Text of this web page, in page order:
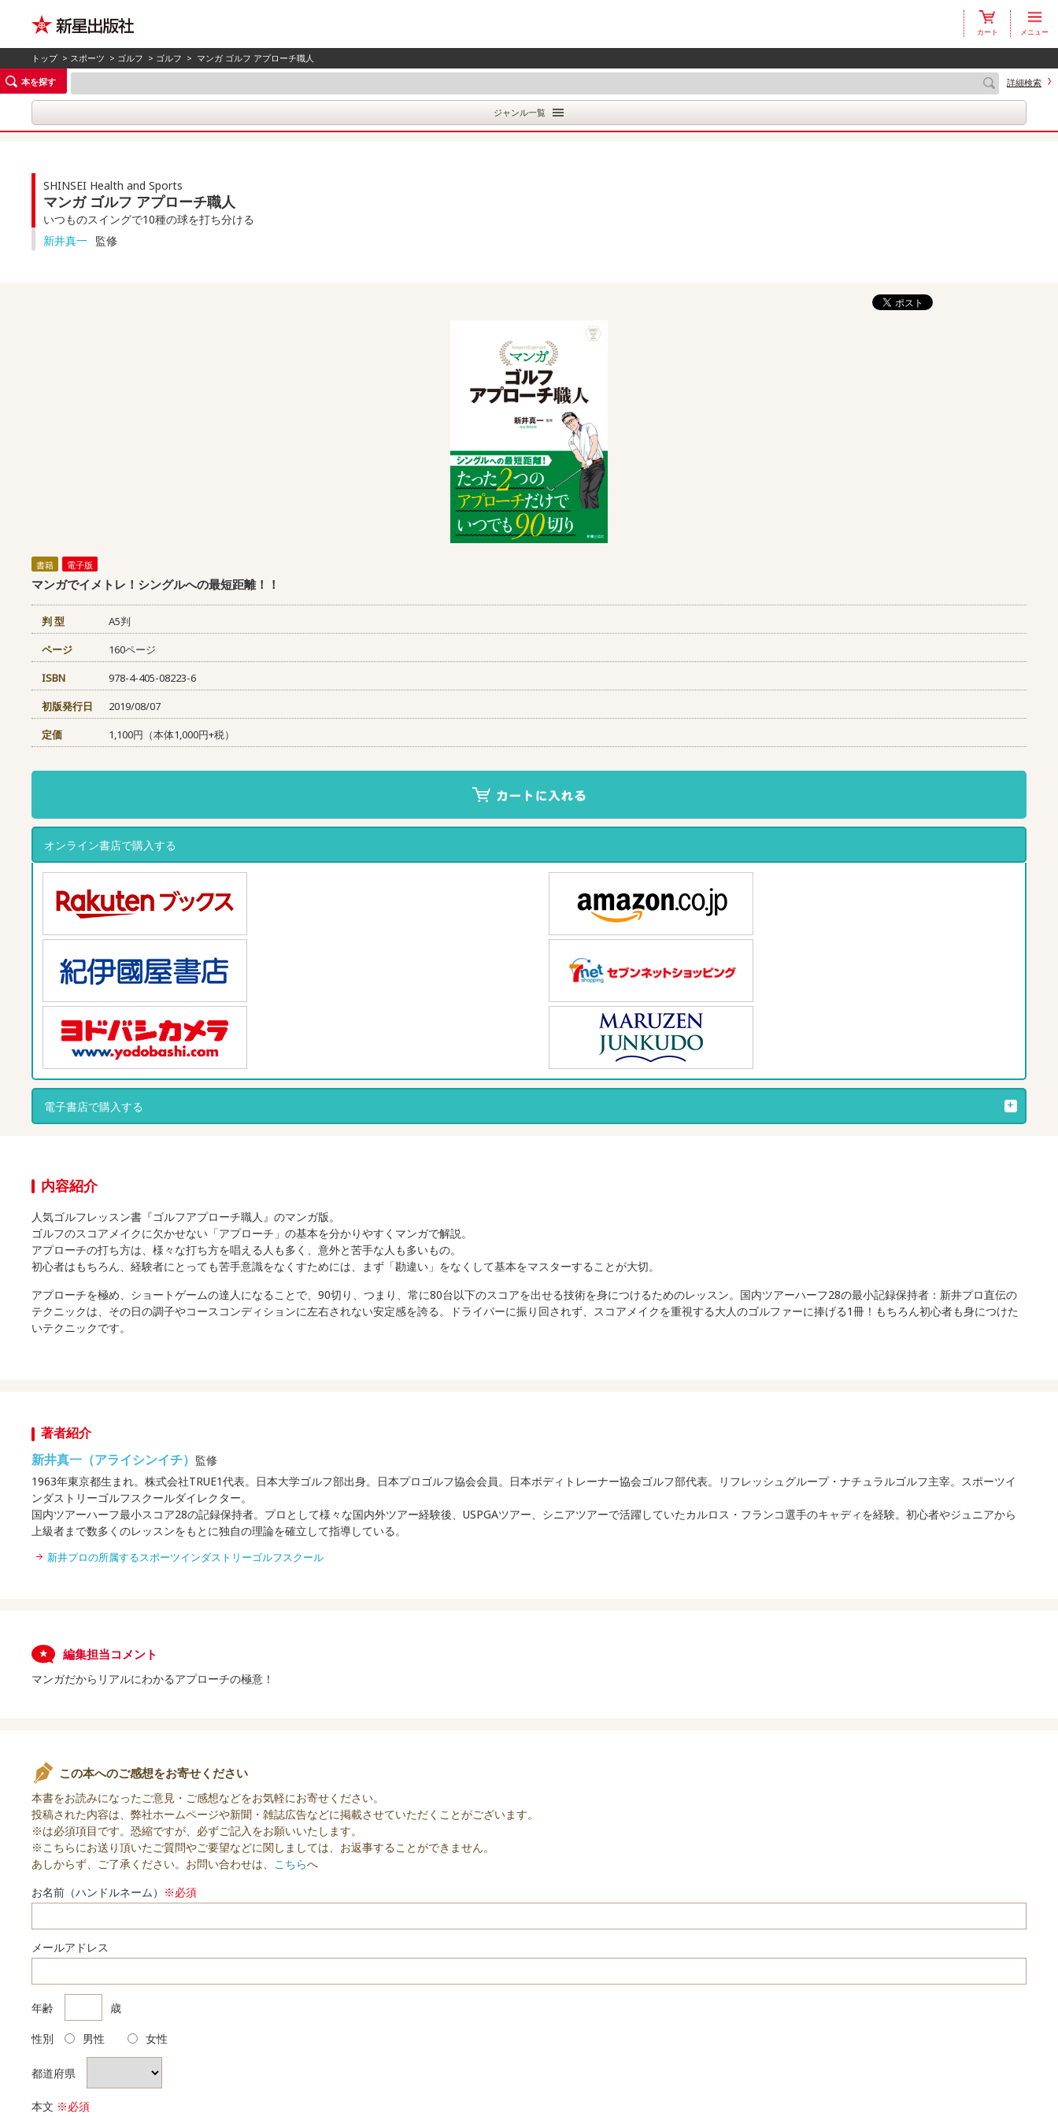
カート メニュー
トップ > スポーツ > ゴルフ > ゴルフ > マンガ ゴルフ アプローチ職人
本を探す
詳細検索
ジャンル一覧
SHINSEI Health and Sports
マンガ ゴルフ アプローチ職人
いつものスイングで10種の球を打ち分ける
新井真一 監修
書籍 電子版
マンガでイメトレ！シングルへの最短距離！！
判 型
A5判
ページ
160ページ
ISBN
978-4-405-08223-6
初版発行日
2019/08/07
定価
1,100円（本体1,000円+税）
オンライン書店で購入する
電子書店で購入する
内容紹介
人気ゴルフレッスン書『ゴルフアプローチ職人』のマンガ版。
ゴルフのスコアメイクに欠かせない「アプローチ」の基本を分かりやすくマンガで解説。
アプローチの打ち方は、様々な打ち方を唱える人も多く、意外と苦手な人も多いもの。
初心者はもちろん、経験者にとっても苦手意識をなくすためには、まず「勘違い」をなくして基本をマスターすることが大切。
アプローチを極め、ショートゲームの達人になることで、90切り、つまり、常に80台以下のスコアを出せる技術を身につけるためのレッスン。国内ツアーハーフ28の最小記録保持者：新井プロ直伝の
テクニックは、その日の調子やコースコンディションに左右されない安定感を誇る。ドライバーに振り回されず、スコアメイクを重視する大人のゴルファーに捧げる1冊！もちろん初心者も身につけた
いテクニックです。
著者紹介
新井真一（アライシンイチ） 監修
1963年東京都生まれ。株式会社TRUE1代表。日本大学ゴルフ部出身。日本プロゴルフ協会会員。日本ボディトレーナー協会ゴルフ部代表。リフレッシュグループ・ナチュラルゴルフ主宰。スポーツイ
ンダストリーゴルフスクールダイレクター。
国内ツアーハーフ最小スコア28の記録保持者。プロとして様々な国内外ツアー経験後、USPGAツアー、シニアツアーで活躍していたカルロス・フランコ選手のキャディを経験。初心者やジュニアから
上級者まで数多くのレッスンをもとに独自の理論を確立して指導している。
新井プロの所属するスポーツインダストリーゴルフスクール
編集担当コメント
マンガだからリアルにわかるアプローチの極意！
この本へのご感想をお寄せください
本書をお読みになったご意見・ご感想などをお気軽にお寄せください。
投稿された内容は、弊社ホームページや新聞・雑誌広告などに掲載させていただくことがございます。
※は必須項目です。恐縮ですが、必ずご記入をお願いいたします。
※こちらにお送り頂いたご質問やご要望などに関しましては、お返事することができません。
あしからず、ご了承ください。お問い合わせは、 こちらへ
お名前（ハンドルネーム） ※必須
メールアドレス
年齢 歳
性別 男性 女性
都道府県
本文 ※必須